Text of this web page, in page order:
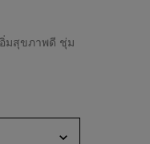
มสุขภาพดี ชุ่ม